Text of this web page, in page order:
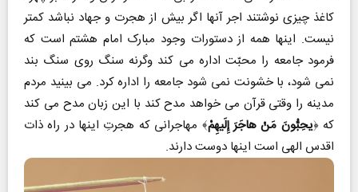
کاغذ چیزی نوشتند اجر آنها اگر بیش از هجرت و جهاد نباشد کمتر
نیست. اینها همه از دستورات وجود مبارک امام هشتم است که
فرمود جامعه را محبّت اداره می کند وگرنه سنگ روی سنگ بند
نمی شود، با خشونت نمی شود جامعه را اداره کرد. می بینید مردم
مدینه را وقتی قرآن می خواهد مدح کند با این زبان مدح می کند
که ﴿یحِبُّونَ مَنْ هاجَرَ إِلَیهِمْ﴾ مهاجرانی که هجرتِ اینها در راه ذات
اقدس الهی است اینها دوست دارند.